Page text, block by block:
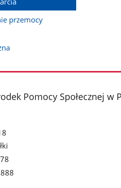
przemocy
Pomocy Społecznej w